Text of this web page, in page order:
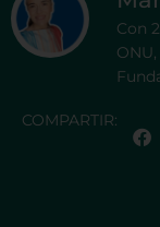
Con
COMPARTIR: